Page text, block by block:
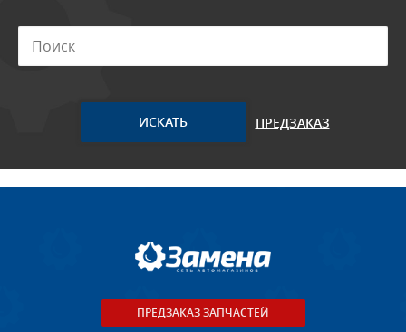
ПРЕДЗАКАЗ
ПРЕДЗАКАЗ ЗАПЧАСТЕЙ